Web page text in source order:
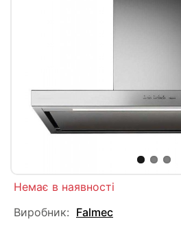
Немає в наявності
Виробник: Falmec